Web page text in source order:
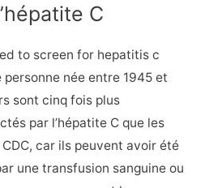
C
personne née entre 1945 et
sont cinq fois plus
par l’hépatite C que les
car ils peuvent avoir été
une transfusion sanguine ou